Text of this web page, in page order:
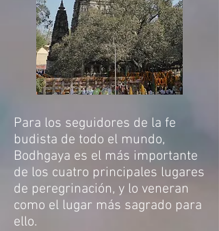
Para los seguidores de la fe
budista de todo el mundo,
Bodhgaya es el más importante
de los cuatro principales lugares
de peregrinación, y lo veneran
como el lugar más sagrado para
ello.